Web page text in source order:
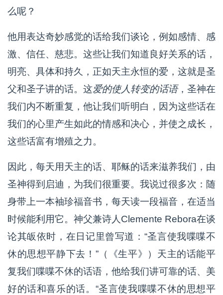
么呢？
他用表达奇妙感觉的话给我们谈论，例如感情、感
激、信任、慈悲。这些让我们知道良好关系的话，
明亮、具体和持久，正如天主永恒的爱，这就是圣
父和圣子讲的话。这爱的使人转变的话语，圣神在
我们内不断重复，他让我们听明白，因为这些话在
我们的心里产生如此的情感和决心，并使之成长，
这些话富有增殖之力。
因此，每天用天主的话、耶稣的话来滋养我们，由
圣神得到启迪，为我们很重要。我说过很多次：随
身带上一本袖珍福音书，每天读一段福音，在适当
时候能利用它。神父兼诗人Clemente Rebora在谈
论其皈依时，在日记里曾写道：“圣言使我喋喋不
休的思想平静下去！”（《生平》）天主的话能平
复我们喋喋不休的话语，他给我们讲可靠的话、美
好的话和喜乐的话。“圣言使我喋喋不休的思想平